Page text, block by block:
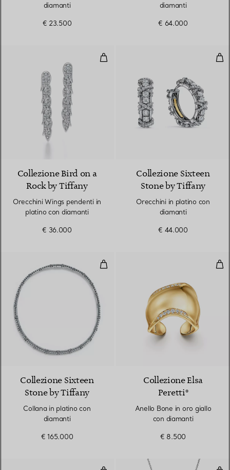
diamanti
€ 23.500
diamanti
€ 64.000
Orecchini Wings pendenti in
Collezione Bird on a
Rock by Tiffany
Orecchini Wings pendenti in
platino con diamanti
€ 36.000
Collezione Sixteen
Stone by Tiffany
Orecchini in platino con
diamanti
€ 44.000
Collana in platino con diamanti
Collezione Sixteen
Stone by Tiffany
Collana in platino con
diamanti
€ 165.000
Collezione Elsa
Peretti®
Anello Bone in oro giallo
con diamanti
€ 8.500